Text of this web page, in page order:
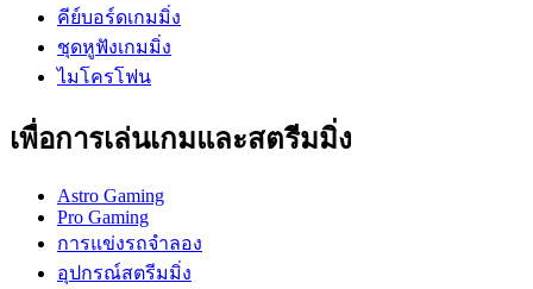
คีย์บอร์ดเกมมิ่ง
ชุดหูฟังเกมมิ่ง
ไมโครโฟน
เพื่อการเล่นเกมและสตรีมมิ่ง
Astro Gaming
Pro Gaming
การแข่งรถจำลอง
อุปกรณ์สตรีมมิ่ง